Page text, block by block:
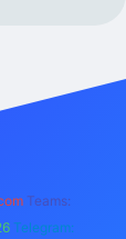
Teams:
Telegram: